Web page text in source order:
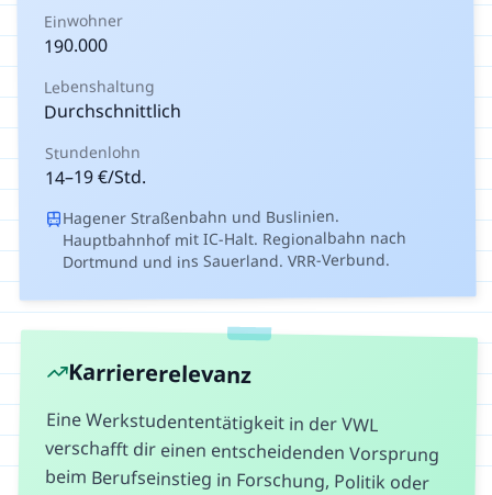
Einwohner
190.000
Lebenshaltung
Durchschnittlich
Stundenlohn
14–19€/Std.
Hagener Straßenbahn und Buslinien.
Hauptbahnhof mit IC-Halt. Regionalbahn nach
Dortmund und ins Sauerland. VRR-Verbund.
Karriererelevanz
Eine Werkstudententätigkeit in der VWL
verschafft dir einen entscheidenden Vorsprung
beim Berufseinstieg in Forschung, Politik oder
Finanzwelt. Die Fähigkeit, wirtschaftliche
Zusammenhänge zu analysieren und
datenbasiert zu argumentieren, ist in vielen
Branchen hochgeschätzt. Besonders im Bereich
Economic Consulting und bei internationalen
Organisationen werden praktische Erfahrungen